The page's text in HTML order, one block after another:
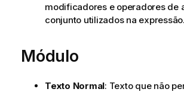
modificadores e operadores de
conjunto utilizados na expressão.
Módulo
Texto Normal: Texto que não